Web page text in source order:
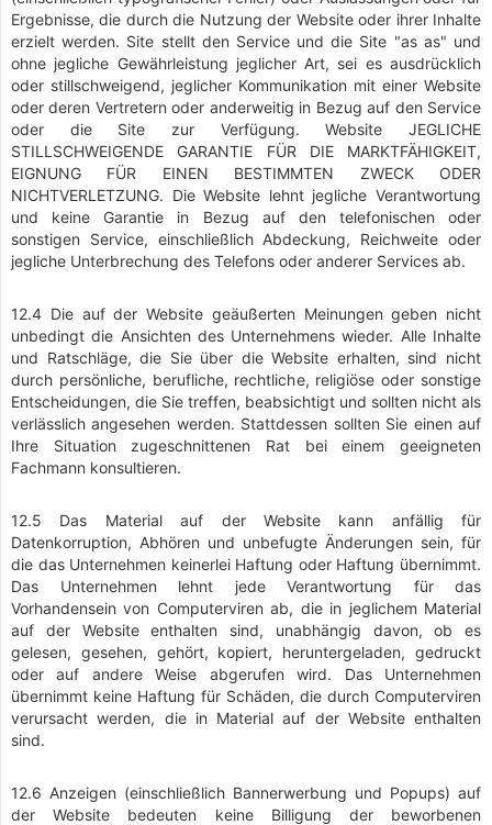
Ergebnisse, die durch die Nutzung der Website oder ihrer Inhalte
erzielt werden. Site stellt den Service und die Site "as as" und
ohne jegliche Gewährleistung jeglicher Art, sei es ausdrücklich
oder stillschweigend, jeglicher Kommunikation mit einer Website
oder deren Vertretern oder anderweitig in Bezug auf den Service
oder die Site zur Verfügung. Website JEGLICHE
STILLSCHWEIGENDE GARANTIE FÜR DIE MARKTFÄHIGKEIT,
EIGNUNG FÜR EINEN BESTIMMTEN ZWECK ODER
NICHTVERLETZUNG. Die Website lehnt jegliche Verantwortung
und keine Garantie in Bezug auf den telefonischen oder
sonstigen Service, einschließlich Abdeckung, Reichweite oder
jegliche Unterbrechung des Telefons oder anderer Services ab.
12.4 Die auf der Website geäußerten Meinungen geben nicht
unbedingt die Ansichten des Unternehmens wieder. Alle Inhalte
und Ratschläge, die Sie über die Website erhalten, sind nicht
durch persönliche, berufliche, rechtliche, religiöse oder sonstige
Entscheidungen, die Sie treffen, beabsichtigt und sollten nicht als
verlässlich angesehen werden. Stattdessen sollten Sie einen auf
Ihre Situation zugeschnittenen Rat bei einem geeigneten
Fachmann konsultieren.
12.5 Das Material auf der Website kann anfällig für
Datenkorruption, Abhören und unbefugte Änderungen sein, für
die das Unternehmen keinerlei Haftung oder Haftung übernimmt.
Das Unternehmen lehnt jede Verantwortung für das
Vorhandensein von Computerviren ab, die in jeglichem Material
auf der Website enthalten sind, unabhängig davon, ob es
gelesen, gesehen, gehört, kopiert, heruntergeladen, gedruckt
oder auf andere Weise abgerufen wird. Das Unternehmen
übernimmt keine Haftung für Schäden, die durch Computerviren
verursacht werden, die in Material auf der Website enthalten
sind.
12.6 Anzeigen (einschließlich Bannerwerbung und Popups) auf
der Website bedeuten keine Billigung der beworbenen